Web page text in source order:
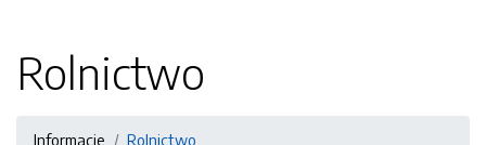
Rolnictwo
Informacje Rolnictwo